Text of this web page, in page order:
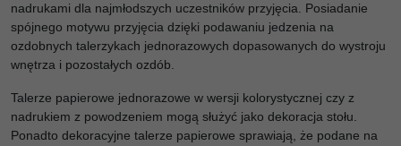
nadrukami dla najmłodszych uczestników przyjęcia. Posiadanie
spójnego motywu przyjęcia dzięki podawaniu jedzenia na
ozdobnych talerzykach jednorazowych dopasowanych do wystroju
wnętrza i pozostałych ozdób.
Talerze papierowe jednorazowe w wersji kolorystycznej czy z
nadrukiem z powodzeniem mogą służyć jako dekoracja stołu.
Ponadto dekoracyjne talerze papierowe sprawiają, że podane na